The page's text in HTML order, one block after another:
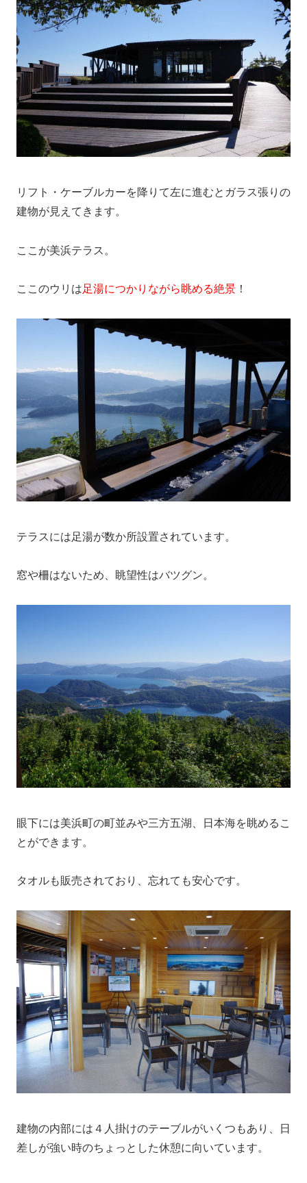
リフト・ケーブルカーを降りて左に進むとガラス張りの
建物が見えてきます。
ここが美浜テラス。
ここのウリは足湯につかりながら眺める絶景 ！
テラスには足湯が数か所設置されています。
窓や柵はないため、眺望性はバツグン。
眼下には美浜町の町並みや三方五湖、日本海を眺めるこ
とができます。
タオルも販売されており、忘れても安心です。
建物の内部には４人掛けのテーブルがいくつもあり、日
差しが強い時のちょっとした休憩に向いています。